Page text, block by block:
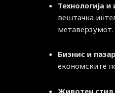
Технологија
вештачка
метаверзумот.
Бизнис и
економските
Животен стил